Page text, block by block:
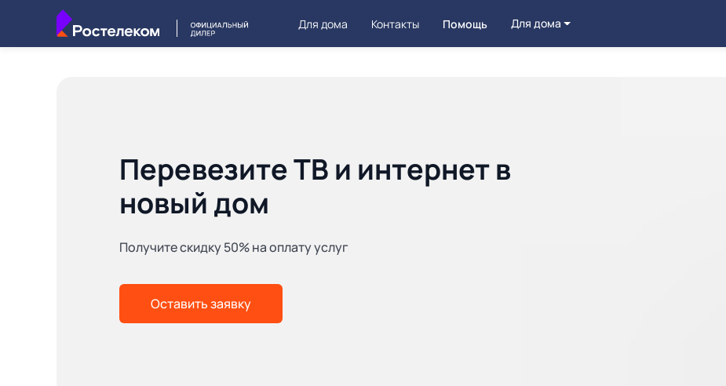
Для дома Контакты Помощь Для дома
Перевезите ТВ и интернет в
новый дом
Получите скидку 50% на оплату услуг
Оставить заявку